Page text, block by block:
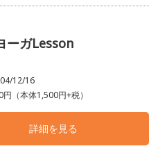
ーガLesson
12/16
円（本体1,500円+税）
詳細を見る